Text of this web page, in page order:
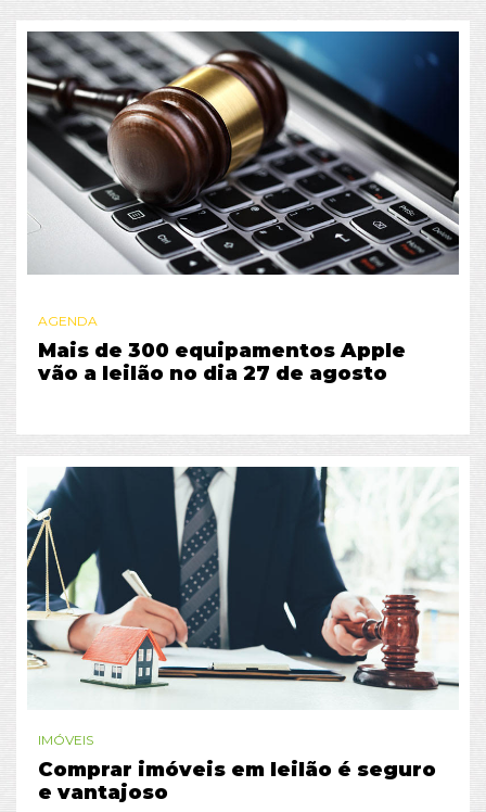
AGENDA
Mais de 300 equipamentos Apple
vão a leilão no dia 27 de agosto
IMÓVEIS
Comprar imóveis em leilão é seguro
e vantajoso